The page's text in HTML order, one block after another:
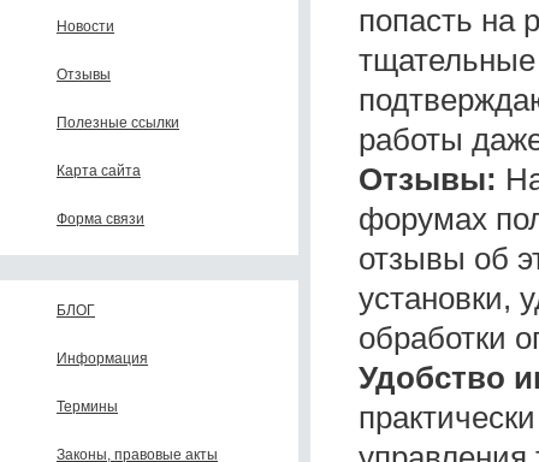
Новости
Отзывы
Полезные ссылки
Карта сайта
Форма связи
БЛОГ
Информация
Термины
Законы, правовые акты
попасть на
работы
Отзывы:
форумах
отзывы об
установки,
обработки
Удобство